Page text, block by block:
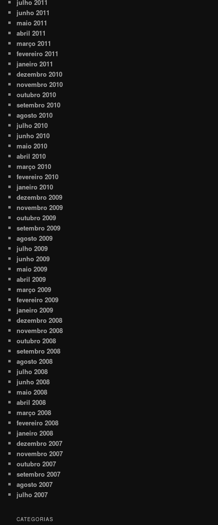
julho 2011
junho 2011
maio 2011
abril 2011
março 2011
fevereiro 2011
janeiro 2011
dezembro 2010
novembro 2010
outubro 2010
setembro 2010
agosto 2010
julho 2010
junho 2010
maio 2010
abril 2010
março 2010
fevereiro 2010
janeiro 2010
dezembro 2009
novembro 2009
outubro 2009
setembro 2009
agosto 2009
julho 2009
junho 2009
maio 2009
abril 2009
março 2009
fevereiro 2009
janeiro 2009
dezembro 2008
novembro 2008
outubro 2008
setembro 2008
agosto 2008
julho 2008
junho 2008
maio 2008
abril 2008
março 2008
fevereiro 2008
janeiro 2008
dezembro 2007
novembro 2007
outubro 2007
setembro 2007
agosto 2007
julho 2007
CATEGORIAS